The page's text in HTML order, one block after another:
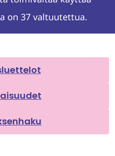
on 37 valtuutettua.